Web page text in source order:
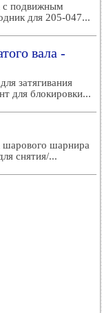
с подвижным
для 205-047...
вала -
затягивания
для блокировки...
шарнира
снятия/...